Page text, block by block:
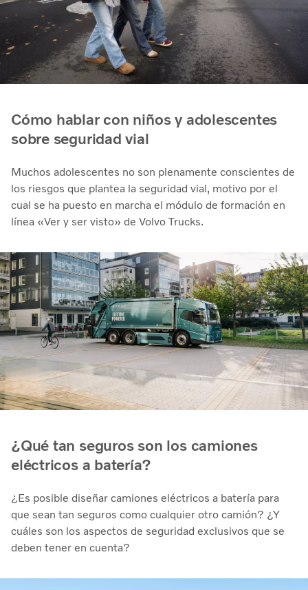
Cómo hablar con niños y adolescentes
sobre seguridad vial
Muchos adolescentes no son plenamente conscientes de
los riesgos que plantea la seguridad vial, motivo por el
cual se ha puesto en marcha el módulo de formación en
línea «Ver y ser visto» de Volvo Trucks.
¿Qué tan seguros son los camiones
eléctricos a batería?
¿Es posible diseñar camiones eléctricos a batería para
que sean tan seguros como cualquier otro camión? ¿Y
cuáles son los aspectos de seguridad exclusivos que se
deben tener en cuenta?